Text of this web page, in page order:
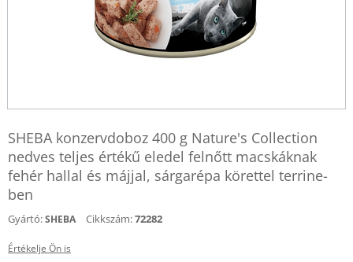
SHEBA konzervdoboz 400 g Nature's Collection
nedves teljes értékű eledel felnőtt macskáknak
fehér hallal és májjal, sárgarépa körettel terrine-
ben
Gyártó:SHEBA Cikkszám:72282
Értékelje Ön is